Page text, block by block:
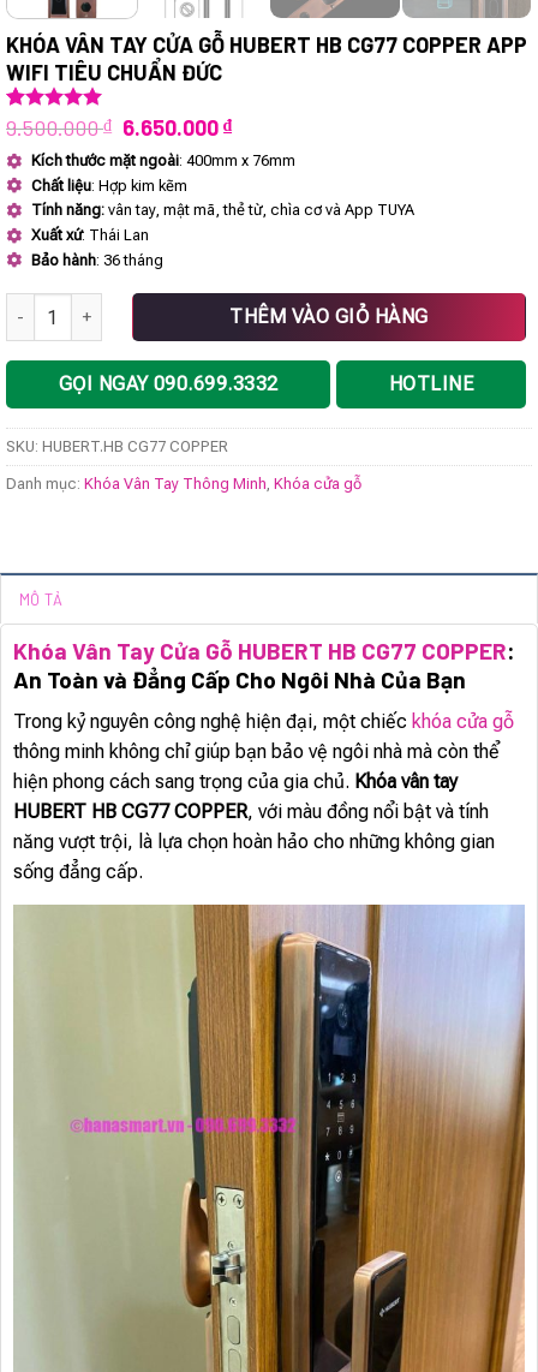
KHÓA VÂN TAY CỬA GỖ HUBERT HB CG77 COPPER APP
WIFI TIÊU CHUẨN ĐỨC
5.00trên 5
1
đánh giá
9.500.000₫ Giá
gốc
là:
9.500.000 ₫.
6.650.000₫Giá
tại
6.650.000 ₫.
Kích thước mặt ngoài: 400mm x 76mm
Chất liệu: Hợp kim kẽm
Tính năng: vân tay, mật mã, thẻ từ, chìa cơ và App TUYA
Xuất xứ: Thái Lan
Bảo hành: 36 tháng
Khóa vân tay cửa gỗ HUBERT HB CG77 COPPER App Wifi tiêu
THÊM VÀO GIỎ HÀNG
GỌI NGAY 090.699.3332 HOTLINE
SKU: HUBERT.HB CG77 COPPER
Danh mục: Khóa Vân Tay Thông Minh, Khóa cửa gỗ
MÔ TẢ
Khóa Vân Tay Cửa Gỗ HUBERT HB CG77 COPPER:
An Toàn và Đẳng Cấp Cho Ngôi Nhà Của Bạn
Trong kỷ nguyên công nghệ hiện đại, một chiếc khóa cửa gỗ
thông minh không chỉ giúp bạn bảo vệ ngôi nhà mà còn thể
hiện phong cách sang trọng của gia chủ. Khóa vân tay
HUBERT HB CG77 COPPER, với màu đồng nổi bật và tính
năng vượt trội, là lựa chọn hoàn hảo cho những không gian
sống đẳng cấp.